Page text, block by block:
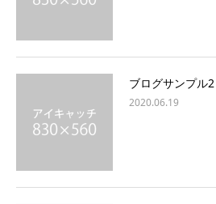
ブログサンプル2
2020.06.19